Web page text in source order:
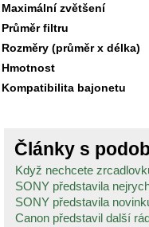
Maximální zvětšení
Průměr filtru
Rozměry (průměr x délka)
Hmotnost
Kompatibilita bajonetu
Články s
Když nechcete
SONY představila
SONY představila
Canon představil další